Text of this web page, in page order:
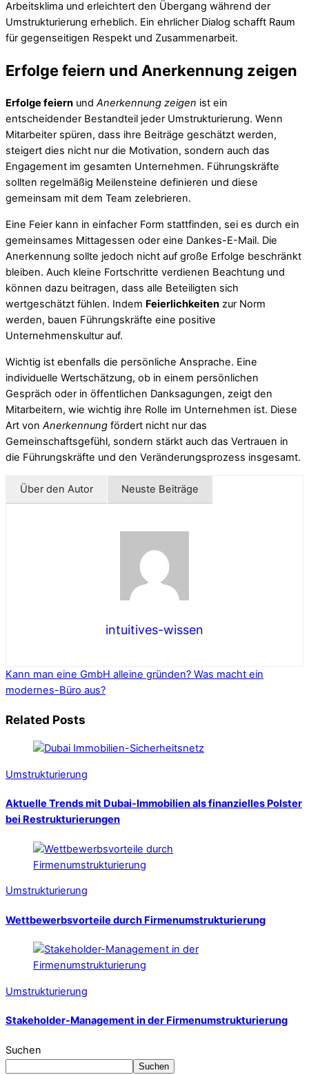
Arbeitsklima und erleichtert den Übergang während der
Umstrukturierung erheblich. Ein ehrlicher Dialog schafft Raum
für gegenseitigen Respekt und Zusammenarbeit.
Erfolge feiern und Anerkennung zeigen
Erfolge feiern und Anerkennung zeigen ist ein
entscheidender Bestandteil jeder Umstrukturierung. Wenn
Mitarbeiter spüren, dass ihre Beiträge geschätzt werden,
steigert dies nicht nur die Motivation, sondern auch das
Engagement im gesamten Unternehmen. Führungskräfte
sollten regelmäßig Meilensteine definieren und diese
gemeinsam mit dem Team zelebrieren.
Eine Feier kann in einfacher Form stattfinden, sei es durch ein
gemeinsames Mittagessen oder eine Dankes-E-Mail. Die
Anerkennung sollte jedoch nicht auf große Erfolge beschränkt
bleiben. Auch kleine Fortschritte verdienen Beachtung und
können dazu beitragen, dass alle Beteiligten sich
wertgeschätzt fühlen. Indem Feierlichkeiten zur Norm
werden, bauen Führungskräfte eine positive
Unternehmenskultur auf.
Wichtig ist ebenfalls die persönliche Ansprache. Eine
individuelle Wertschätzung, ob in einem persönlichen
Gespräch oder in öffentlichen Danksagungen, zeigt den
Mitarbeitern, wie wichtig ihre Rolle im Unternehmen ist. Diese
Art von Anerkennung fördert nicht nur das
Gemeinschaftsgefühl, sondern stärkt auch das Vertrauen in
die Führungskräfte und den Veränderungsprozess insgesamt.
Über den Autor Neuste Beiträge
intuitives-wissen
Kann man eine GmbH alleine gründen? Was macht ein
modernes-Büro aus?
Related Posts
Umstrukturierung
Aktuelle Trends mit Dubai-Immobilien als finanzielles Polster
bei Restrukturierungen
Umstrukturierung
Wettbewerbsvorteile durch Firmenumstrukturierung
Umstrukturierung
Stakeholder-Management in der Firmenumstrukturierung
Suchen
Suchen